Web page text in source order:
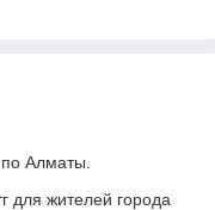
по Алматы.
для жителей города